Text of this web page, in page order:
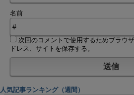
名前
次回のコメントで使用するためブラウ
ドレス、サイトを保存する。
人気記事ランキング（週間）